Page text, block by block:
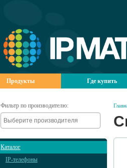
Продукты Где купить
Фильтр по производителю:
Каталог
IP-телефоны